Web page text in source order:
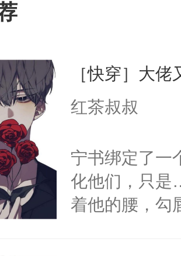
［快穿］大
红茶叔叔
宁书绑定了一
化他们，只是
着他的腰，勾